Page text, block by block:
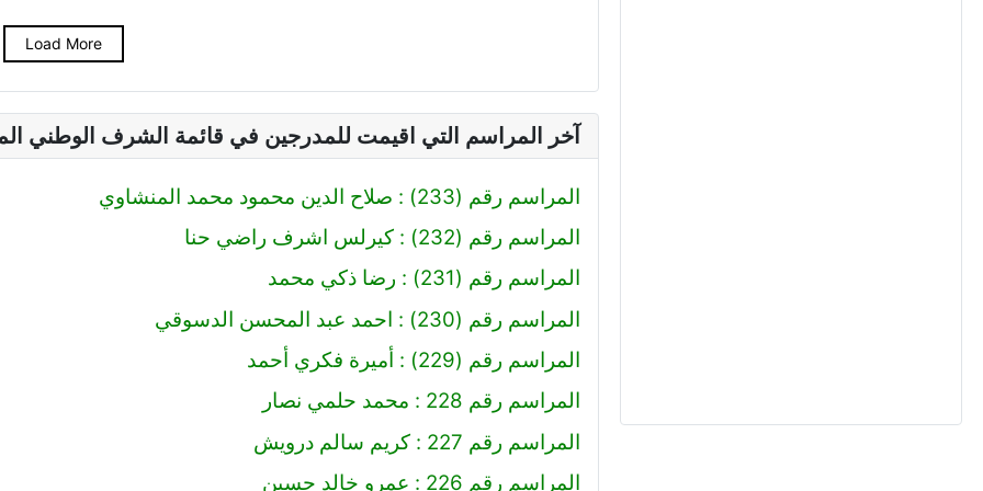
Load More
آخر المراسم التي اقيمت للمدرجين في قائمة الشرف الوطني
المراسم رقم (233) : صلاح الدين محمود محمد المنشاوي
المراسم رقم (232) : كيرلس اشرف راضي حنا
المراسم رقم (231) : رضا ذكي محمد
المراسم رقم (230) : احمد عبد المحسن الدسوقي
المراسم رقم (229) : أميرة فكري أحمد
المراسم رقم 228 : محمد حلمي نصار
المراسم رقم 227 : كريم سالم درويش
المراسم رقم 226 : عمرو خالد حسين